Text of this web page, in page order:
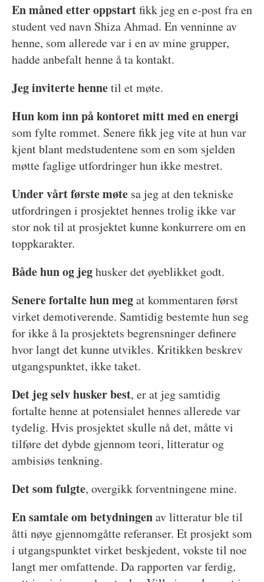
En måned etter oppstartfikk jeg en e-post fra en
student ved navn Shiza Ahmad. En venninne av
henne, som allerede var i en av mine grupper,
hadde anbefalt henne å ta kontakt.
Jeg inviterte hennetil et møte.
Hun kom inn på kontoret mitt med en energi
som fylte rommet. Senere fikk jeg vite at hun var
kjent blant medstudentene som en som sjelden
møtte faglige utfordringer hun ikke mestret.
Under vårt første møte sa jeg at den tekniske
utfordringen i prosjektet hennes trolig ikke var
stor nok til at prosjektet kunne konkurrere om en
toppkarakter.
Både hun og jeghusker det øyeblikket godt.
Senere fortalte hun megat kommentaren først
virket demotiverende. Samtidig bestemte hun seg
for ikke å la prosjektets begrensninger definere
hvor langt det kunne utvikles. Kritikken beskrev
utgangspunktet, ikke taket.
Det jeg selv husker best, er at jeg samtidig
fortalte henne at potensialet hennes allerede var
tydelig. Hvis prosjektet skulle nå det, måtte vi
tilføre det dybde gjennom teori, litteratur og
ambisiøs tenkning.
Det som fulgte, overgikk forventningene mine.
En samtale om betydningenav litteratur ble til
åtti nøye gjennomgåtte referanser. Et prosjekt som
i utgangspunktet virket beskjedent, vokste til noe
langt mer omfattende. Da rapporten var ferdig,